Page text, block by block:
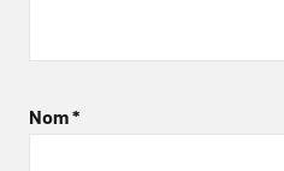
Nom*